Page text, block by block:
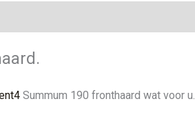
Summum 190 fronthaard wat voor u.